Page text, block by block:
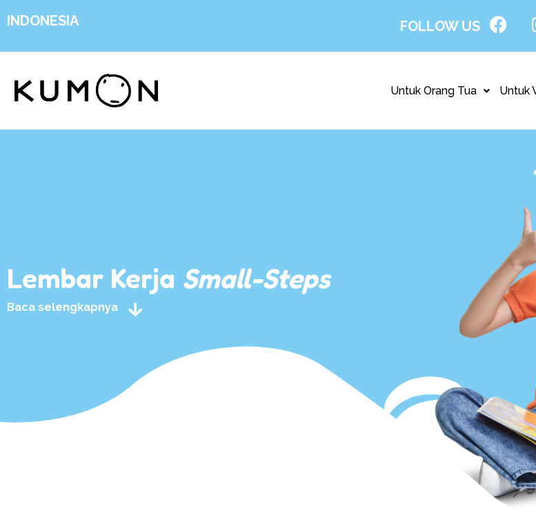
INDONESIA FOLLOW US
Untuk Orang Tua Untuk
Lembar Kerja Small-Steps
Baca selengkapnya